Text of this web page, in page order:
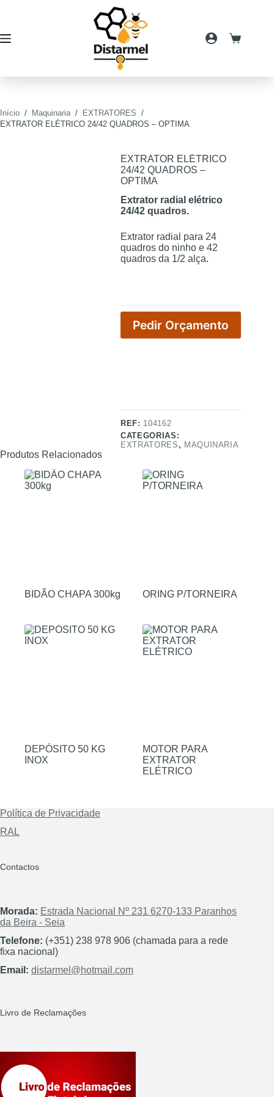
conteúdo
Carrinho
Início / Maquinaria / EXTRATORES /
EXTRATOR ELÉTRICO 24/42 QUADROS – OPTIMA
EXTRATOR ELÉTRICO
24/42 QUADROS –
OPTIMA
Extrator radial elétrico
24/42 quadros.
Extrator radial para 24
quadros do ninho e 42
quadros da 1/2 alça.
Pedir Orçamento
REF: 104162
CATEGORIAS:
EXTRATORES , MAQUINARIA
Produtos Relacionados
BIDÃO CHAPA 300kg ORING P/TORNEIRA
DEPÓSITO 50 KG
INOX
MOTOR PARA
EXTRATOR
ELÉTRICO
Política de Privacidade
RAL
Contactos
Morada: Estrada Nacional Nº 231 6270-133 Paranhos
da Beira - Seia
Telefone: (+351) 238 978 906 (chamada para a rede
fixa nacional)
Email: distarmel@hotmail.com
Livro de Reclamações